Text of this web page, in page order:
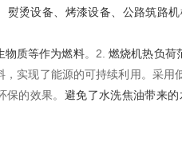
熨烫设备、烤漆设备、公路筑路
物质等作为燃料。 2.燃烧机热负荷
，实现了能源的可持续利用。采
的效果。 避免了水洗焦油带来